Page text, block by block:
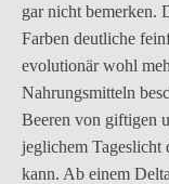
gar nicht bemerken.
Farben deutliche
evolutionär wohl
Nahrungsmitteln
Beeren von giftigen
jeglichem Tageslicht
kann. Ab einem